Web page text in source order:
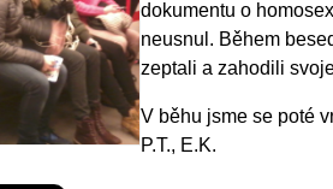
dokumentu o
neusnul. Během
zeptali a zahodili
V běhu jsme se poté
P.T., E.K.